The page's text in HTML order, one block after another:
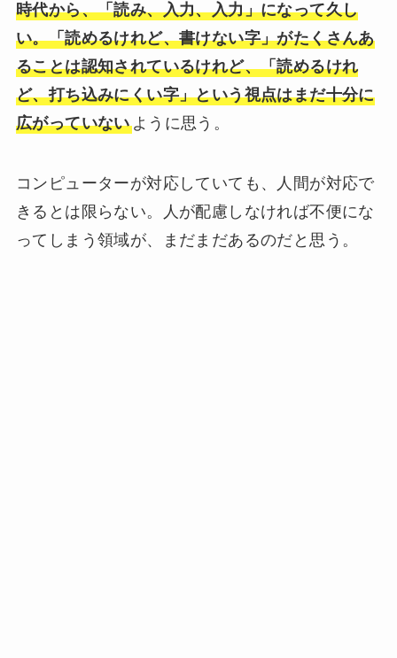
時代から、「読み、入力、入力」になって久し
い。「読めるけれど、書けない字」がたくさんあ
ることは認知されているけれど、「読めるけれ
ど、打ち込みにくい字」という視点はまだ十分に
広がっていないように思う。
コンピューターが対応していても、人間が対応で
きるとは限らない。人が配慮しなければ不便にな
ってしまう領域が、まだまだあるのだと思う。